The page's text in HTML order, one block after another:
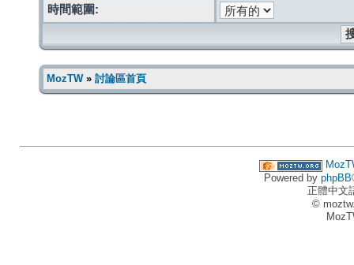
時間範圍:
MozTW» 討論區首頁
Powered by phpBB
正體中文
©